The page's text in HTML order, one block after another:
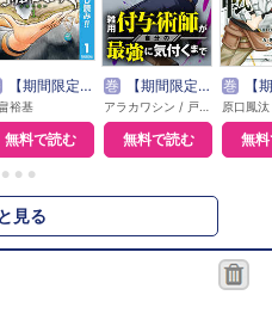
【期間限定 無料お試し版】ブラッククローバー
裕基
無料で読む
巻 【期間限定無料】雑用付与術師が自分の最強に気付くまで（コミック） 分冊版
無料で読む
巻 【期間限定 無料
無
● ● ●
見る